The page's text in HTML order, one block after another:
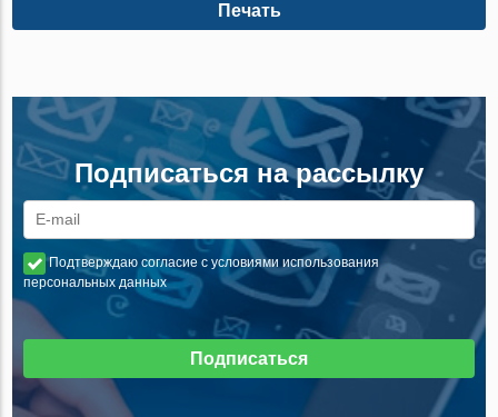
Печать
Подписаться на рассылку
Подтверждаю согласие с условиями использования
персональных данных
Подписаться